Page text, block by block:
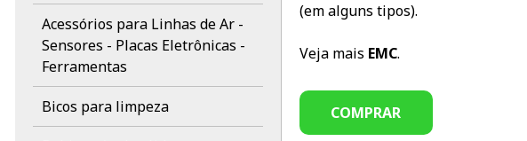
Acessórios para Linhas de Ar -
Sensores - Placas Eletrônicas -
Ferramentas
Bicos para limpeza
(em alguns tipos).
Veja mais EMC.
COMPRAR